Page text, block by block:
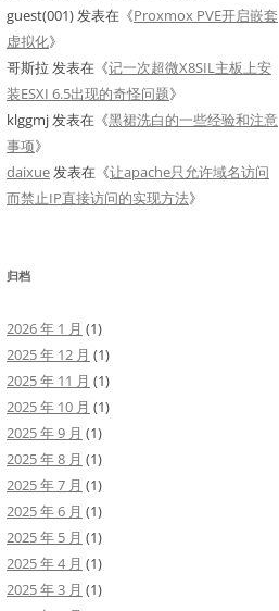
guest(001)发表在《Proxmox PVE开启嵌套
虚拟化》
哥斯拉 发表在《记一次超微X8SIL主板上安
装ESXI 6.5出现的奇怪问题》
klggmj发表在《黑裙洗白的一些经验和注意
事项》
daixue发表在《让apache只允许域名访问
而禁止IP直接访问的实现方法》
归档
2026 年 1 月 (1)
2025 年 12 月 (1)
2025 年 11 月 (1)
2025 年 10 月 (1)
2025 年 9 月 (1)
2025 年 8 月 (1)
2025 年 7 月 (1)
2025 年 6 月 (1)
2025 年 5 月 (1)
2025 年 4 月 (1)
2025 年 3 月 (1)